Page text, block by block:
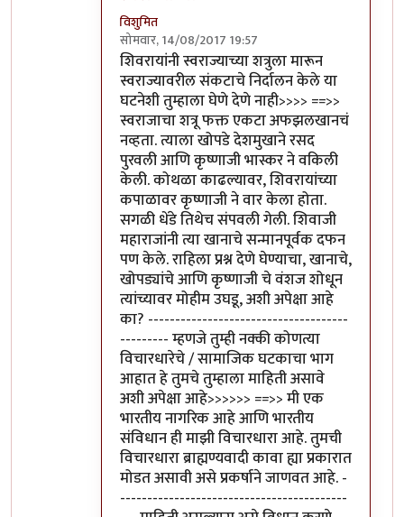
विशुमित
सोमवार, 14/08/2017 19:57
In reply to२) घटना वास्तववादी असो नसो
शिवरायांनी स्वराज्याच्या शत्रुला मारून
स्वराज्यावरील संकटाचे निर्दालन केले या
घटनेशी तुम्हाला घेणे देणे नाही>>>> ==>>
स्वराजाचा शत्रू फक्त एकटा अफझलखानचं
नव्हता. त्याला खोपडे देशमुखाने रसद
पुरवली आणि कृष्णाजी भास्कर ने वकिली
केली. कोथळा काढल्यावर, शिवरायांच्या
कपाळावर कृष्णाजी ने वार केला होता.
सगळी धेंडे तिथेच संपवली गेली. शिवाजी
महाराजांनी त्या खानाचे सन्मानपूर्वक दफन
पण केले. राहिला प्रश्न देणे घेण्याचा, खानाचे,
खोपड्यांचे आणि कृष्णाजी चे वंशज शोधून
त्यांच्यावर मोहीम उघडू, अशी अपेक्षा आहे
का? -------------------------------------
--------- म्हणजे तुम्ही नक्की कोणत्या
विचारधारेचे / सामाजिक घटकाचा भाग
आहात हे तुमचे तुम्हाला माहिती असावे
अशी अपेक्षा आहे>>>>>> ==>> मी एक
भारतीय नागरिक आहे आणि भारतीय
संविधान ही माझी विचारधारा आहे. तुमची
विचारधारा ब्राह्मण्यवादी कावा ह्या प्रकारात
मोडत असावी असे प्रकर्षाने जाणवत आहे. -
------------------------------------------